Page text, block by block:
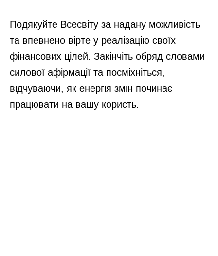
Подякуйте Всесвіту за надану можливість
та впевнено вірте у реалізацію своїх
фінансових цілей. Закінчіть обряд словами
силової афірмації та посміхніться,
відчуваючи, як енергія змін починає
працювати на вашу користь.